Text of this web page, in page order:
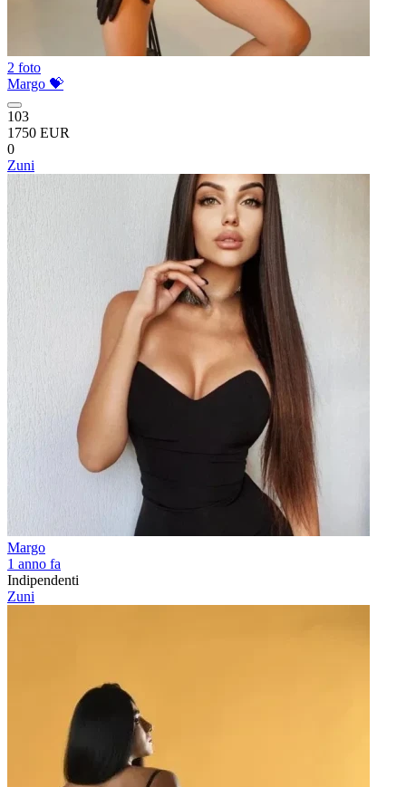
2 foto
Margo 💝
103
1750 EUR
0
Zuni
Margo
1 anno fa
Indipendenti
Zuni